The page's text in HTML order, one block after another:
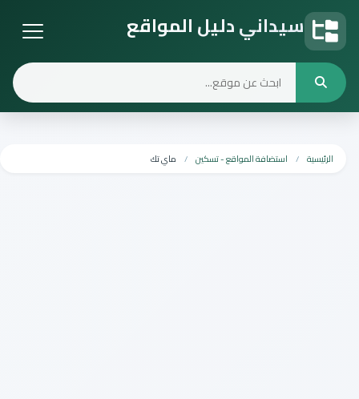
سيداني دليل المواقع
الرئيسية استضافة المواقع - تسكين ماي تك